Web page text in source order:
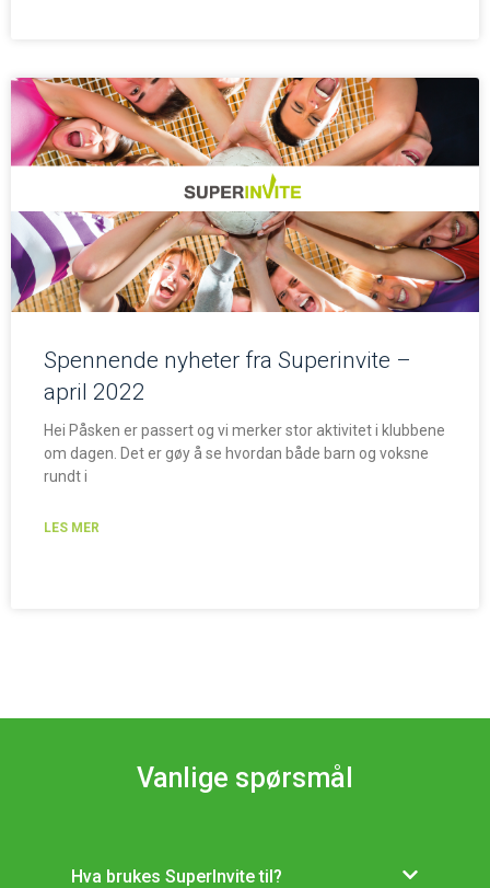
Spennende nyheter fra Superinvite –
april 2022
Hei Påsken er passert og vi merker stor aktivitet i klubbene
om dagen. Det er gøy å se hvordan både barn og voksne
rundt i
LES MER
Vanlige spørsmål
Hva brukes SuperInvite til?